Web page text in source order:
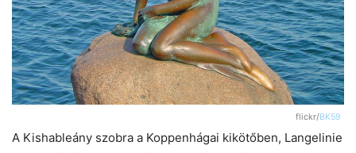
flickr/BK59
A Kishableány szobra a Koppenhágai kikötőben, Langelinie